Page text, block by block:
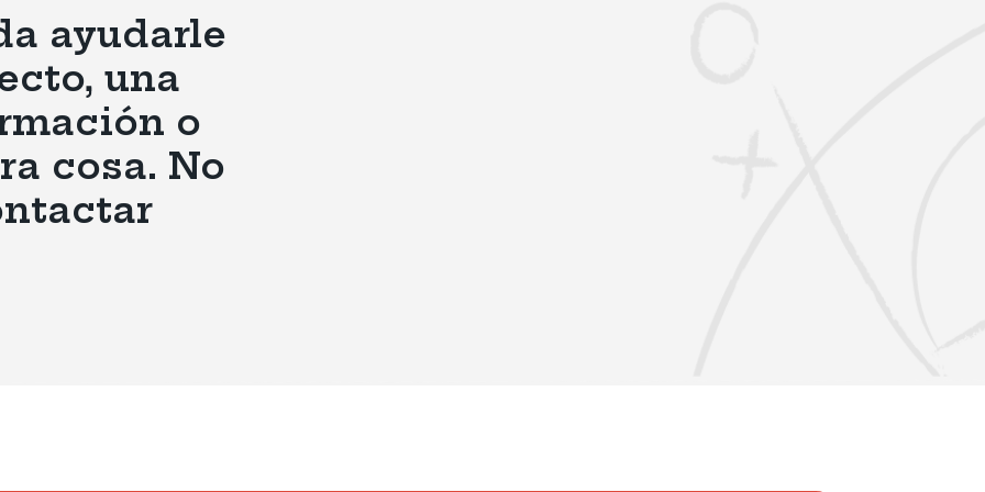
ayudarle
una
o
cosa. No